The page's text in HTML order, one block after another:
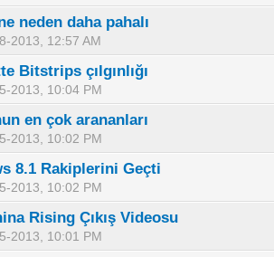
neden daha pahalı
2013, 12:57 AM
- Toplam Ortalama 0 Oy Verilmiş
1 234 5
Bitstrips çılgınlığı
2013, 10:04 PM
- Toplam Ortalama 0 Oy Verilmiş
123 45
en çok arananları
2013, 10:02 PM
- Toplam Ortalama 0 Oy Verilmiş
12 34 5
8.1 Rakiplerini Geçti
2013, 10:02 PM
- Toplam Ortalama 0 Oy Verilmiş
12345
Rising Çıkış Videosu
2013, 10:01 PM
- Toplam Ortalama 0 Oy Verilmiş
12 345